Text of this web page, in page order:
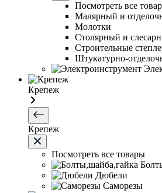
Посмотреть все
Малярный и
Молотки
Столярный и
Строительные
Штукатурно-
Крепеж
Крепеж
Посмотреть все товары
Дюбели
Саморезы